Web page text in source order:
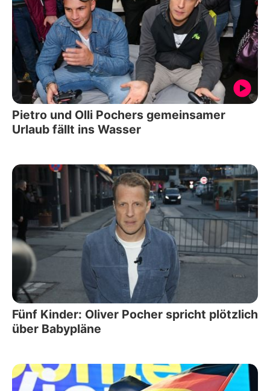
Pietro und Olli Pochers gemeinsamer
Urlaub fällt ins Wasser
Fünf Kinder: Oliver Pocher spricht plötzlich
über Babypläne